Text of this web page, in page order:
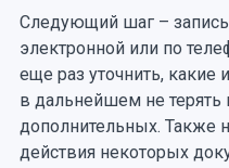
Следующий шаг –
электронной или по
еще раз уточнить,
в дальнейшем не терять
дополнительных. Также
действия некоторых